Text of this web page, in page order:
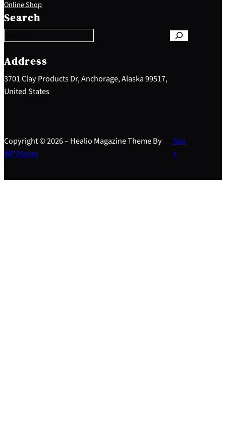
Online Shop
Search
e
a
c
h
Address
3701 Clay Products Dr, Anchorage, Alaska 99517,
United States
Copyright © 2026 – Healio Magazine Theme By
WP Plover
Top
↑